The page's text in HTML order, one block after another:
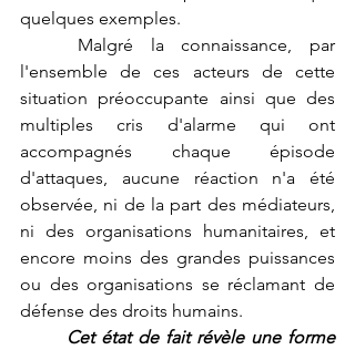
quelques exemples.
l'ensemble de ces acteurs de cette
situation préoccupante ainsi que des
multiples cris d'alarme qui ont
accompagnés chaque épisode
d'attaques, aucune réaction n'a été
observée, ni de la part des médiateurs,
ni des organisations humanitaires, et
encore moins des grandes puissances
ou des organisations se réclamant de
défense des droits humains.